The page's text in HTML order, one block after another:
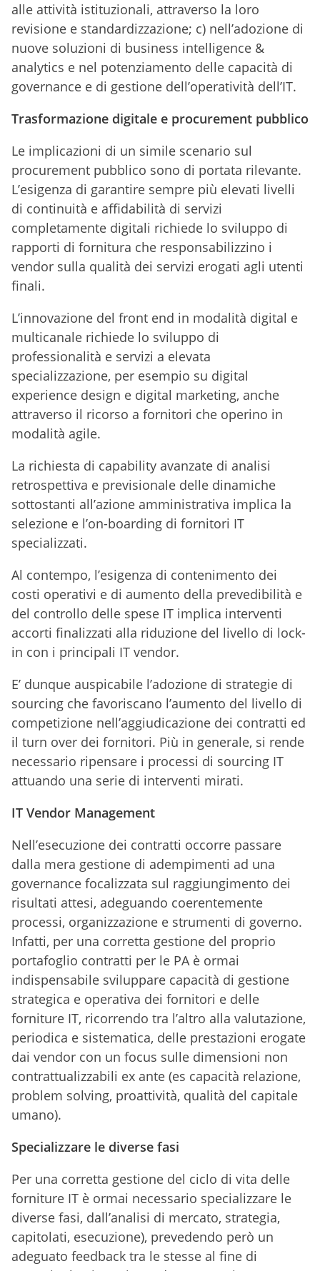
alle attività istituzionali, attraverso la loro
revisione e standardizzazione; c) nell’adozione di
nuove soluzioni di business intelligence &
analytics e nel potenziamento delle capacità di
governance e di gestione dell’operatività dell’IT.
Trasformazione digitale e procurement pubblico
Le implicazioni di un simile scenario sul
procurement pubblico sono di portata rilevante.
L’esigenza di garantire sempre più elevati livelli
di continuità e affidabilità di servizi
completamente digitali richiede lo sviluppo di
rapporti di fornitura che responsabilizzino i
vendor sulla qualità dei servizi erogati agli utenti
finali.
L’innovazione del front end in modalità digital e
multicanale richiede lo sviluppo di
professionalità e servizi a elevata
specializzazione, per esempio su digital
experience design e digital marketing, anche
attraverso il ricorso a fornitori che operino in
modalità agile.
La richiesta di capability avanzate di analisi
retrospettiva e previsionale delle dinamiche
sottostanti all’azione amministrativa implica la
selezione e l’on-boarding di fornitori IT
specializzati.
Al contempo, l’esigenza di contenimento dei
costi operativi e di aumento della prevedibilità e
del controllo delle spese IT implica interventi
accorti finalizzati alla riduzione del livello di lock-
in con i principali IT vendor.
E’ dunque auspicabile l’adozione di strategie di
sourcing che favoriscano l’aumento del livello di
competizione nell’aggiudicazione dei contratti ed
il turn over dei fornitori. Più in generale, si rende
necessario ripensare i processi di sourcing IT
attuando una serie di interventi mirati.
IT Vendor Management
Nell’esecuzione dei contratti occorre passare
dalla mera gestione di adempimenti ad una
governance focalizzata sul raggiungimento dei
risultati attesi, adeguando coerentemente
processi, organizzazione e strumenti di governo.
Infatti, per una corretta gestione del proprio
portafoglio contratti per le PA è ormai
indispensabile sviluppare capacità di gestione
strategica e operativa dei fornitori e delle
forniture IT, ricorrendo tra l’altro alla valutazione,
periodica e sistematica, delle prestazioni erogate
dai vendor con un focus sulle dimensioni non
contrattualizzabili ex ante (es capacità relazione,
problem solving, proattività, qualità del capitale
umano).
Specializzare le diverse fasi
Per una corretta gestione del ciclo di vita delle
forniture IT è ormai necessario specializzare le
diverse fasi, dall’analisi di mercato, strategia,
capitolati, esecuzione), prevedendo però un
adeguato feedback tra le stesse al fine di